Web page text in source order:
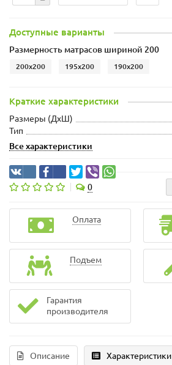
Доступные варианты
Размерность матрасов шириной 200
200x200 195x200 190x200
Краткие характеристики
Размеры (ДxШ)
Тип
Все характеристики
0
Оплата
Подъем
Гарантия
производителя
Описание Характеристики